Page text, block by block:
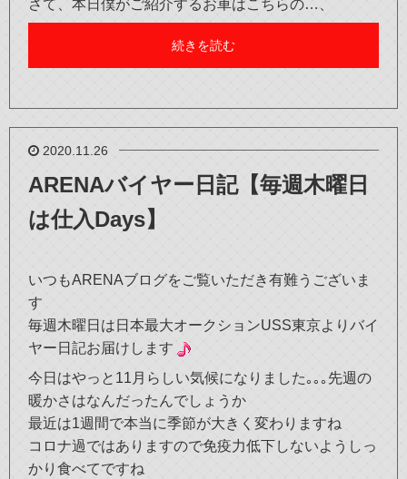
さて、本日僕がご紹介するお車はこちらの…、
続きを読む
2020.11.26
ARENAバイヤー日記【毎週木曜日
は仕入Days】
いつもARENAブログをご覧いただき有難うございま
す
毎週木曜日は日本最大オークションUSS東京よりバイ
ヤー日記お届けします
今日はやっと11月らしい気候になりました｡｡｡先週の
暖かさはなんだったんでしょうか
最近は1週間で本当に季節が大きく変わりますね
コロナ過ではありますので免疫力低下しないようしっ
かり食べてですね